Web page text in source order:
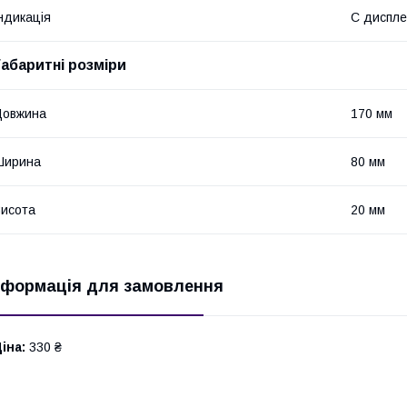
С
розміри
170 мм
80 мм
20 мм
для замовлення
330 ₴